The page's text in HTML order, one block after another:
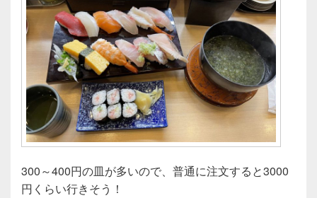
300～400円の皿が多いので、普通に注文すると3000
円くらい行きそう！